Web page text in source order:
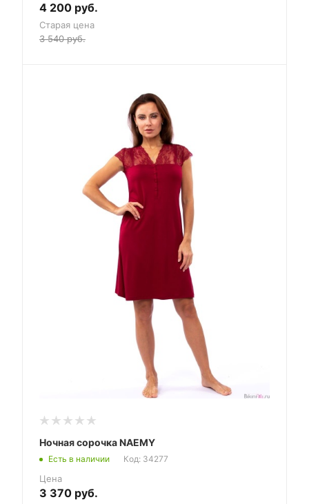
4 200 руб.
Старая цена
3 540руб.
Ночная сорочка NAEMY
Есть в наличии Код: 34277
Цена
3 370 руб.